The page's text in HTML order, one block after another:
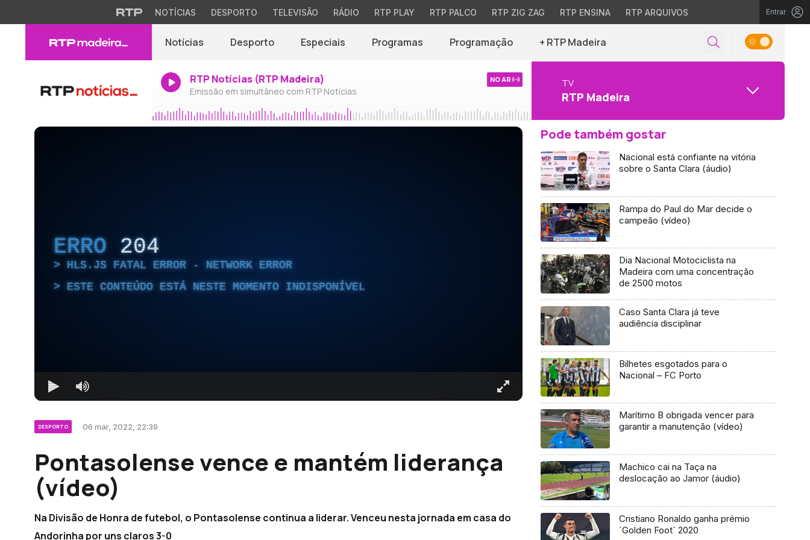
NOTÍCIAS DESPORTO TELEVISÃO RÁDIO RTP PLAY RTP PALCO RTP ZIG ZAG RTP ENSINA RTP ARQUIVOS Entrar
Notícias Desporto Especiais Programas Programação + RTP Madeira
RTP Notícias (RTP Madeira)
Emissão em simultâneo com RTP Notícias
NO AR TV
RTP Madeira
ERRO 204
HLS.JS FATAL ERROR - NETWORK ERROR
ESTE CONTEÚDO ESTÁ NESTE MOMENTO INDISPONÍVEL
DESPORTO 06 mar, 2022, 22:39
Pontasolense vence e mantém liderança
(vídeo)
Na Divisão de Honra de futebol, o Pontasolense continua a liderar. Venceu nesta jornada em casa do
Andorinha por uns claros 3-0
Pode também gostar
Nacional está confiante na vitória
sobre o Santa Clara (áudio)
Rampa do Paul do Mar decide o
campeão (vídeo)
Dia Nacional Motociclista na
Madeira com uma concentração
de 2500 motos
Caso Santa Clara já teve
audiência disciplinar
Bilhetes esgotados para o
Nacional – FC Porto
Marítimo B obrigada vencer para
garantir a manutenção (vídeo)
Machico cai na Taça na
deslocação ao Jamor (áudio)
Cristiano Ronaldo ganha prémio
`Golden Foot` 2020